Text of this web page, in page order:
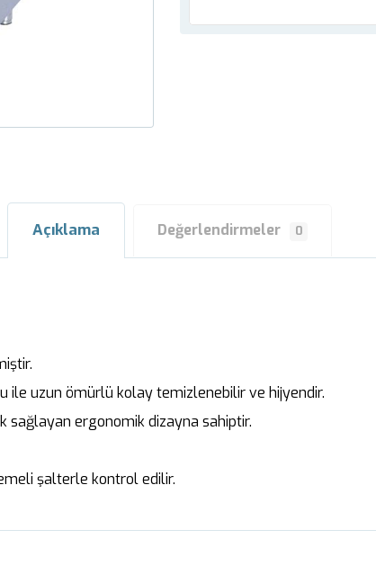
Açıklama Değerlendirmeler 0
uzun ömürlü kolay temizlenebilir ve hijyendir.
sağlayan ergonomik dizayna sahiptir.
şalterle kontrol edilir.